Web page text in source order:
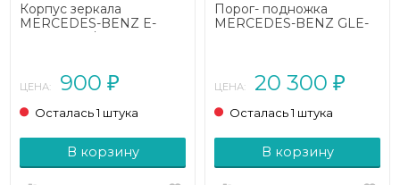
Корпус зеркала
MERCEDES-BENZ E-
класс W211/S211 (2002 -
ЦЕНА: 900 ₽
Осталась 1 штука
В корзину
Порог- подножка
MERCEDES-BENZ GLE-
ЦЕНА: 20 300 ₽
Осталась 1 штука
В корзину